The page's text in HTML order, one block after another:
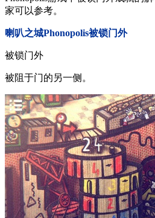
家可以参考。
喇叭之城Phonopolis被锁门外
被锁门外
被阻于门的另一侧。